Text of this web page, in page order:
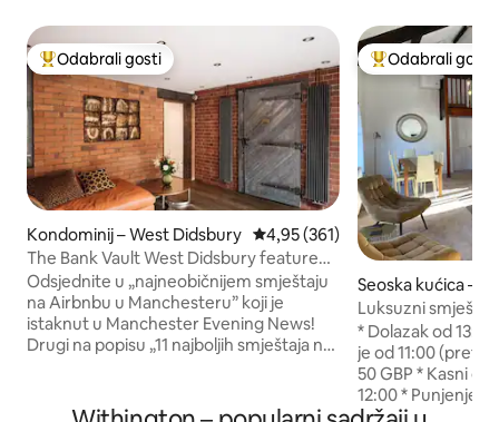
Među najviše rangiranima s oznakom „Odabrali gosti”
Odabrali gosti
Kondominij – West Didsbury Prosječna ocjena: 4,95/5,
4,95 (361)
The Bank Vault West Didsbury featured
in the Press
Odsjednite u „najneobičnijem smještaju
na Airbnbu u Manchesteru” koji je
istaknut u Manchester Evening News!
Drugi na popisu „11 najboljih smještaja na
poslovne ili privatne putnike. Prespavajte
Među najviše
Odabrali gosti
Seoska kućica –
gton
Luksuzni smještaj
privatnim
* Dolazak od 13:00 * Rani dolazak moguć
je od 11:00
50 GBP * Kasni odlazak u nedjelju do
12:00 * Punjenje električnog vozila
(unaprijed